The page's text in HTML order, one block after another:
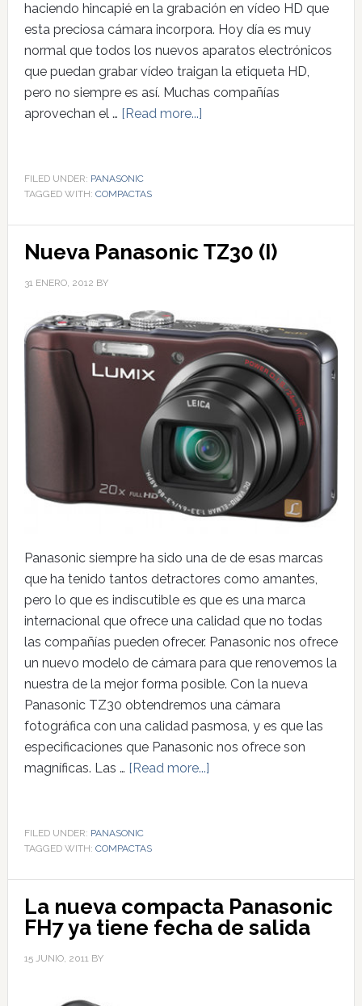
haciendo hincapié en la grabación en vídeo HD que
esta preciosa cámara incorpora. Hoy día es muy
normal que todos los nuevos aparatos electrónicos
que puedan grabar vídeo traigan la etiqueta HD,
pero no siempre es así. Muchas compañías
aprovechan el … [Read more...]
FILED UNDER: PANASONIC
TAGGED WITH: COMPACTAS
Nueva Panasonic TZ30 (I)
31 ENERO, 2012 BY
Panasonic siempre ha sido una de de esas marcas
que ha tenido tantos detractores como amantes,
pero lo que es indiscutible es que es una marca
internacional que ofrece una calidad que no todas
las compañías pueden ofrecer. Panasonic nos ofrece
un nuevo modelo de cámara para que renovemos la
nuestra de la mejor forma posible. Con la nueva
Panasonic TZ30 obtendremos una cámara
fotográfica con una calidad pasmosa, y es que las
especificaciones que Panasonic nos ofrece son
magníficas. Las … [Read more...]
FILED UNDER: PANASONIC
TAGGED WITH: COMPACTAS
La nueva compacta Panasonic
FH7 ya tiene fecha de salida
15 JUNIO, 2011BY